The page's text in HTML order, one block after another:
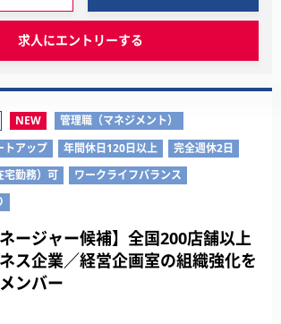
求人にエントリーする
NEW
管理職（マネジメント）
トアップ
年間休日120日以上
完全週休2日
宅勤務）可
ワークライフバランス
ネージャー候補】全国200店舗以上
ス企業／経営企画室の組織強化を
ンバー